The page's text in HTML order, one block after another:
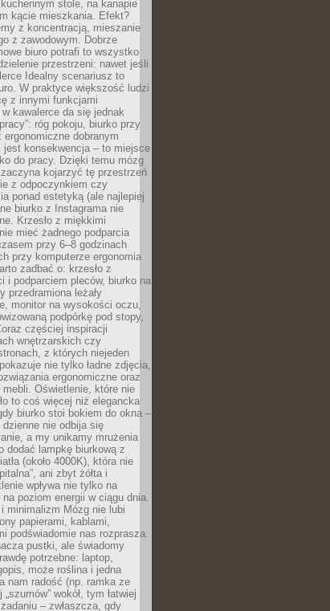
stole, na kanapie
kącie mieszkania. Efekt?
z koncentracją, mieszanie
z zawodowym. Dobrze
biuro potrafi to wszystko
przestrzeni: nawet jeśli
Idealny scenariusz to
W praktyce większość ludzi
z innymi funkcjami
kawalerce da się jednak
róg pokoju, biurko przy
ergonomiczne dobranym
jest konsekwencja – to miejsce
do pracy. Dzięki temu mózg
kojarzyć tę przestrzeń
z odpoczynkiem czy
ponad estetyką (ale najlepiej
biurko z Instagrama nie
Krzesło z miękkimi
mieć żadnego podparcia
przy 6–8 godzinach
przy komputerze ergonomia
zadbać o: krzesło z
i podparciem pleców, biurko na
przedramiona leżały
monitor na wysokości oczu,
podpórkę pod stopy,
częściej inspiracji
wnętrzarskich czy
z których niejeden
pokazuje nie tylko ładne zdjęcia,
ergonomiczne oraz
mebli. Oświetlenie, które nie
to coś więcej niż elegancka
biurko stoi bokiem do okna –
dzienne nie odbija się
a my unikamy mrużenia
dodać lampkę biurkową z
(około 4000K), która nie
ani zbyt żółta i
wpływa nie tylko na
poziom energii w ciągu dnia.
minimalizm Mózg nie lubi
papierami, kablami,
podświadomie nas rozprasza.
pustki, ale świadomy
potrzebne: laptop,
może roślina i jedna
nam radość (np. ramka ze
wokół, tym łatwiej
– zwłaszcza, gdy